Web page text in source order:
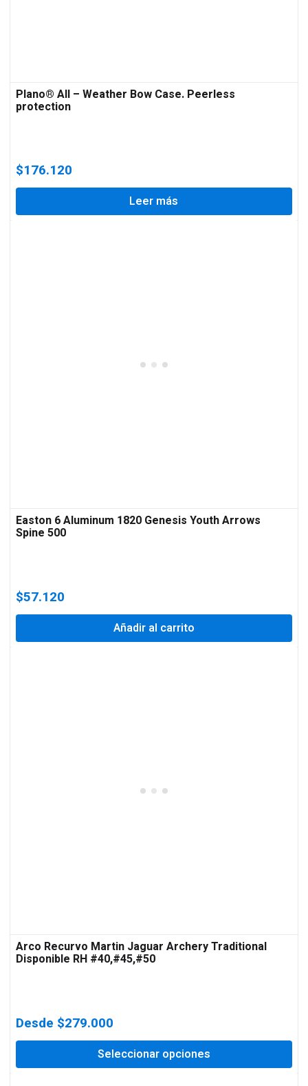
Plano® All – Weather Bow Case. Peerless
protection
$176.120
Leer más
Easton 6 Aluminum 1820 Genesis Youth Arrows
Spine 500
$57.120
Añadir al carrito
Arco Recurvo Martin Jaguar Archery Traditional
Disponible RH #40,#45,#50
Desde $279.000
Seleccionar opciones